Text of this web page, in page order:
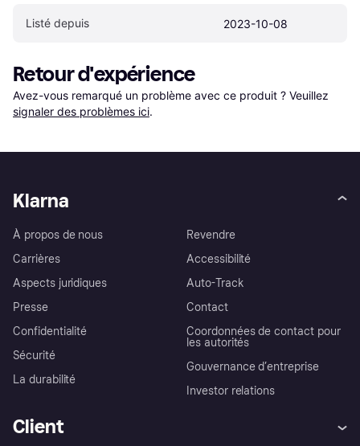
Listé depuis 2023-10-08
Retour d'expérience
Avez-vous remarqué un problème avec ce produit ? Veuillez
signaler des problèmes ici.
Klarna
À propos de nous
Carrières
Aspects juridiques
Presse
Confidentialité
Sécurité
La durabilité
Revendre
Accessibilité
Auto-Track
Contact
Coordonnées de contact pour
les autorités
Gouvernance d’entreprise
Investor relations
Client